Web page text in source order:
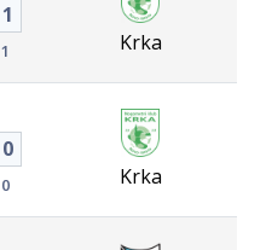
Krka
Krka